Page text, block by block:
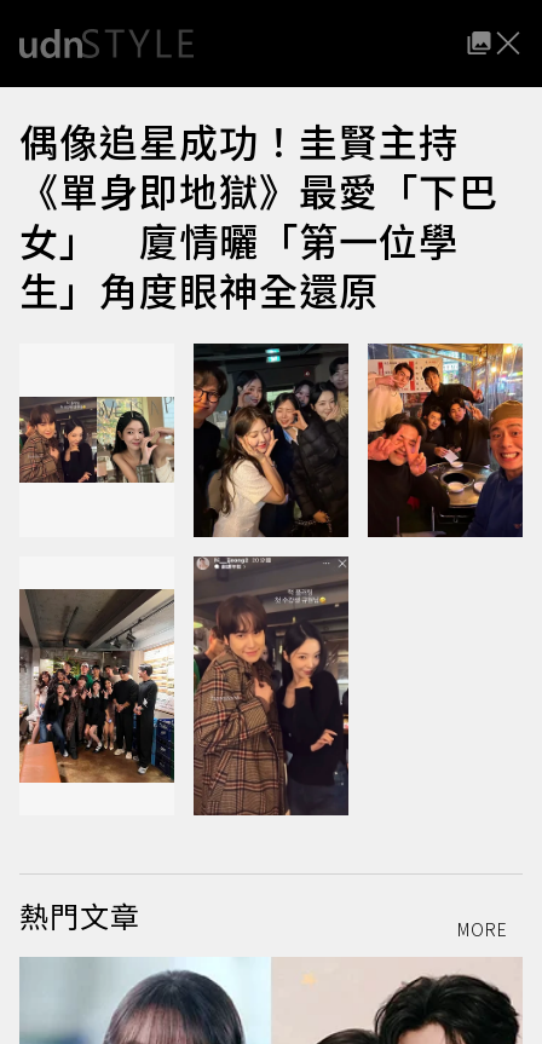
偶像追星成功！圭賢主持
《單身即地獄》最愛「下巴
女」 廈情曬「第一位學
生」角度眼神全還原
熱門文章 MORE